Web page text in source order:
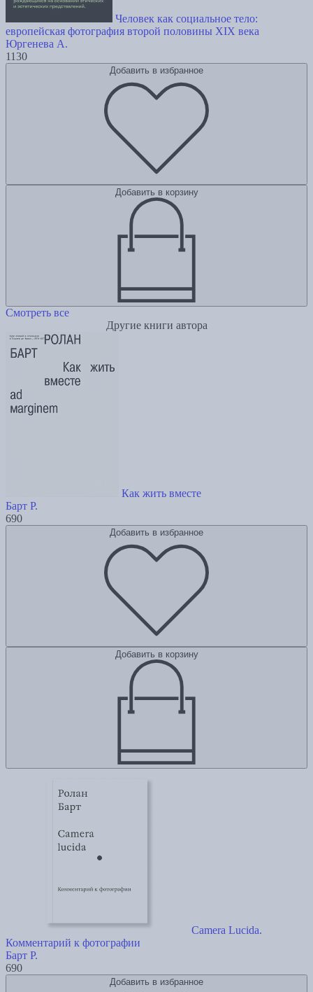
Человек как социальное тело:
европейская фотография второй половины XIX века
Юргенева А.
1130
Добавить в избранное
Добавить в корзину
Смотреть все
Другие книги автора
Как жить вместе
Барт Р.
690
Добавить в избранное
Добавить в корзину
Camera Lucida.
Комментарий к фотографии
Барт Р.
690
Добавить в избранное